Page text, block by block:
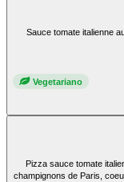
Sauce tomate italienne
Vegetariano
Pizza sauce tomate
champignons de Paris,